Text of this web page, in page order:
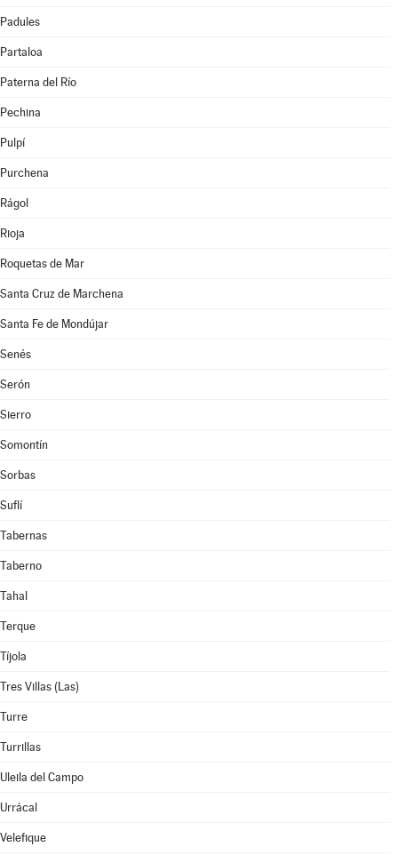
Padules
Partaloa
Paterna del Río
Pechina
Pulpí
Purchena
Rágol
Rioja
Roquetas de Mar
Santa Cruz de Marchena
Santa Fe de Mondújar
Senés
Serón
Sierro
Somontín
Sorbas
Suflí
Tabernas
Taberno
Tahal
Terque
Tíjola
Tres Villas (Las)
Turre
Turrillas
Uleila del Campo
Urrácal
Velefique